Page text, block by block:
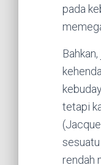
pada
tetapi
rendah